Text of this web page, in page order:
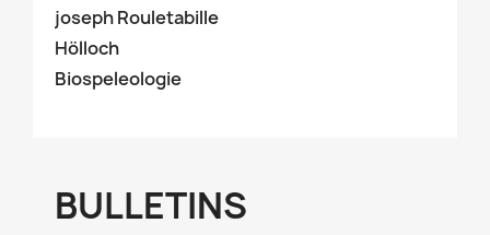
joseph Rouletabille
Hölloch
Biospeleologie
BULLETINS